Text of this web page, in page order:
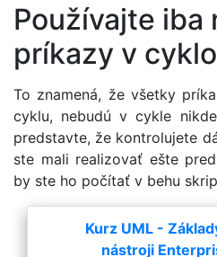
Používajte iba
príkazy v
To znamená, že všetky
cyklu, nebudú v cykle
predstavte, že kontrolujete
ste mali realizovať ešte
by ste ho počítať v behu
Kurz UML -
nástroji